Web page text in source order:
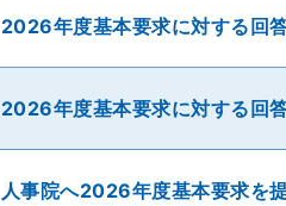
2026年度基本要求に対する回
2026年度基本要求に対する回
人事院へ2026年度基本要求を